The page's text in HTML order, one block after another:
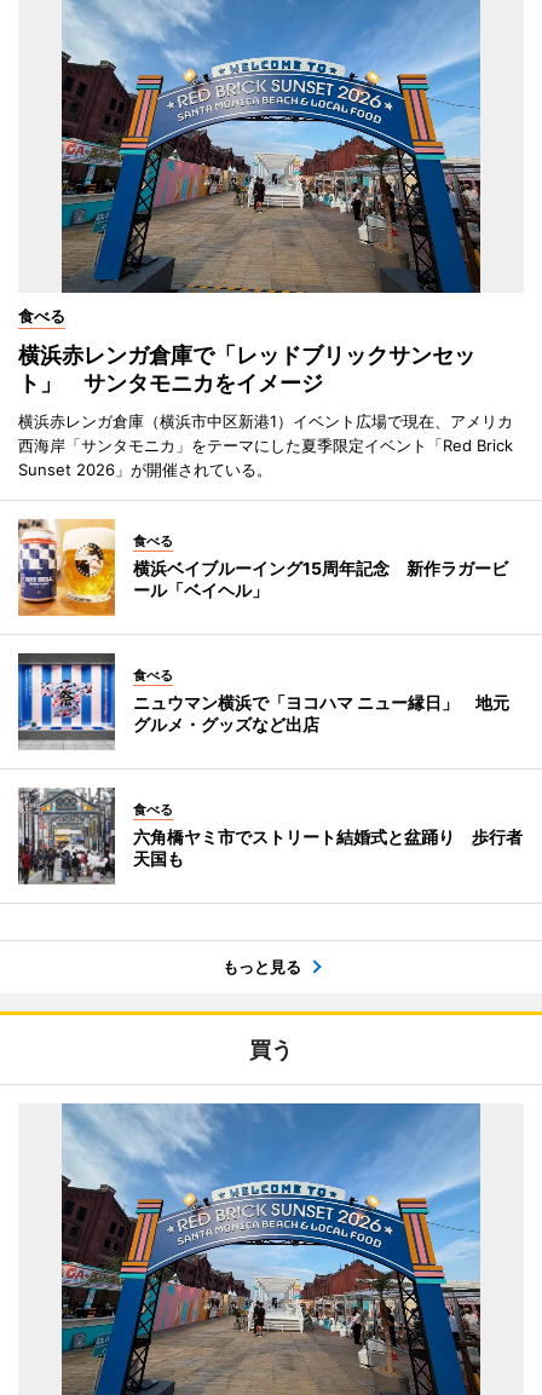
食べる
横浜赤レンガ倉庫で「レッドブリックサンセッ
ト」 サンタモニカをイメージ
横浜赤レンガ倉庫（横浜市中区新港1）イベント広場で現在、アメリカ
西海岸「サンタモニカ」をテーマにした夏季限定イベント「Red Brick
Sunset 2026」が開催されている。
食べる
横浜ベイブルーイング15周年記念 新作ラガービ
ール「ベイヘル」
食べる
ニュウマン横浜で「ヨコハマ ニュー縁日」 地元
グルメ・グッズなど出店
食べる
六角橋ヤミ市でストリート結婚式と盆踊り 歩行者
天国も
もっと見る
買う